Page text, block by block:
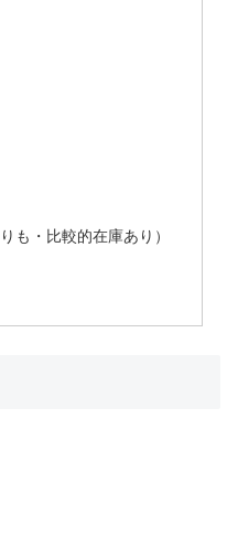
も・比較的在庫あり）